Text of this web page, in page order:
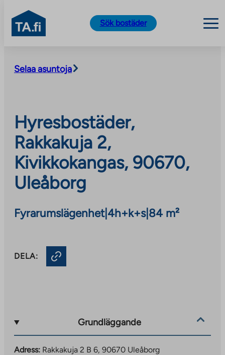
content
TA.fi
Sök bostäder
Selaa asuntoja
Hyresbostäder,
Rakkakuja 2,
Kivikkokangas, 90670,
Uleåborg
Fyrarumslägenhet| 4h+k+s| 84 m²
DELA:
Grundläggande
Adress: Rakkakuja 2 B 6, 90670 Uleåborg